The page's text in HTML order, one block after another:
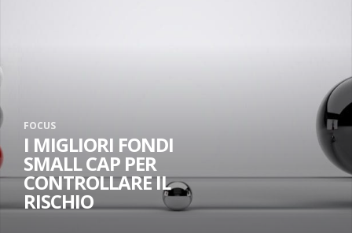
FOCUS
I MIGLIORI FONDI
SMALL CAP PER
CONTROLLARE IL
RISCHIO